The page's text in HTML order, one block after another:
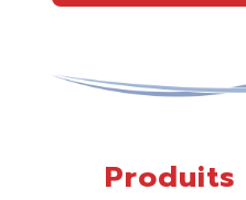
Produits